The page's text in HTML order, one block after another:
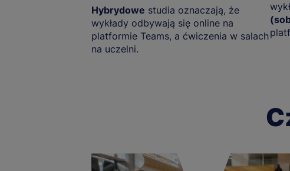
Hybrydowe studia oznaczają, że
wykłady odbywają się online na
platformie Teams, a ćwiczenia w salach
na uczelni.